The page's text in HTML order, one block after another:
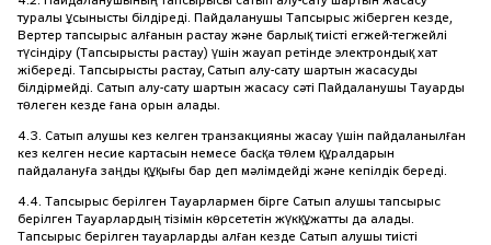
туралы ұсынысты білдіреді. Пайдаланушы Тапсырыс жіберген кезде,
Вертер тапсырыс алғанын растау және барлық тиісті егжей-тегжейлі
түсіндіру (Тапсырысты растау) үшін жауап ретінде электрондық хат
жібереді. Тапсырысты растау, Сатып алу-сату шартын жасасуды
білдірмейді. Сатып алу-сату шартын жасасу сәті Пайдаланушы Тауарды
төлеген кезде ғана орын алады.
4.3. Сатып алушы кез келген транзакцияны жасау үшін пайдаланылған
кез келген несие картасын немесе басқа төлем құралдарын
пайдалануға заңды құқығы бар деп мәлімдейді және кепілдік береді.
4.4. Тапсырыс берілген Тауарлармен бірге Сатып алушы тапсырыс
берілген Тауарлардың тізімін көрсететін жүкқұжатты да алады.
Тапсырыс берілген тауарларды алған кезде Сатып алушы тиісті